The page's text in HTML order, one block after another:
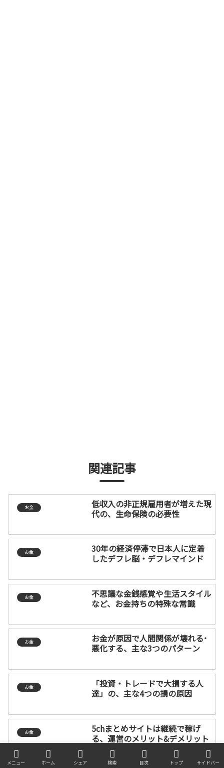
関連記事
お金
低収入の非正規雇用者が増えた現
代の、生命保険の必要性
お金
30年の経済停滞で日本人に定着
したデフレ脳・デフレマインド
お金
不思議な金銭感覚や生活スタイル
など、お金持ちの特殊な常識
お金
お金が原因で人間関係が壊れる･
悪化する、主な3つのパターン
お金
「投資・トレードで大損する人
達」の、主な4つの損の原因
お金
5chまとめサイトは継続で稼げ
る、運営のメリット&デメリット
メニュー ホーム シェア 検索 目次 トップ サイドバー